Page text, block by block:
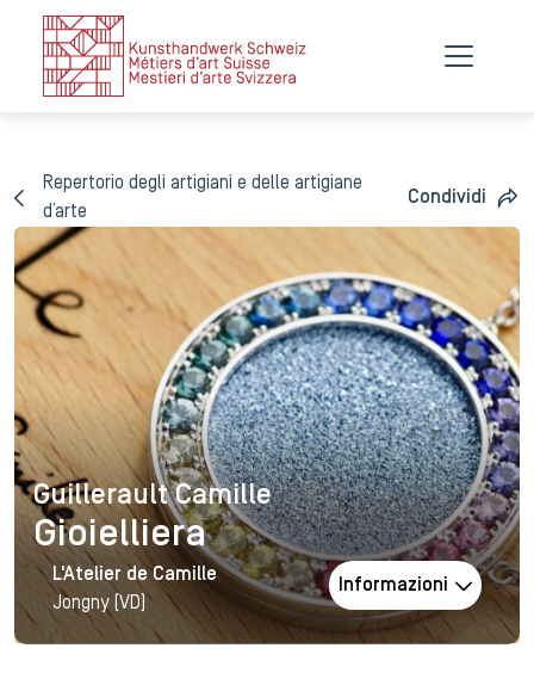
Repertorio degli artigiani e delle artigiane
d’arte
Condividi
Guillerault Camille
Guillerault Camille
Gioielliera
L'Atelier de Camille
Jongny (VD)
Informazioni